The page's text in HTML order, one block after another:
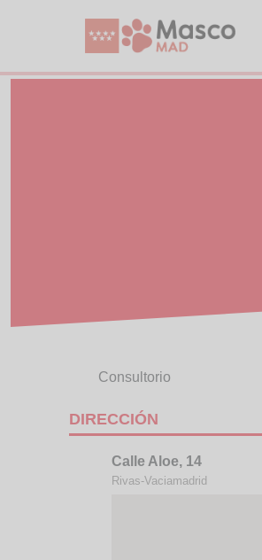
Consultorio
DIRECCIÓN
Calle Aloe, 14
Rivas-Vaciamadrid